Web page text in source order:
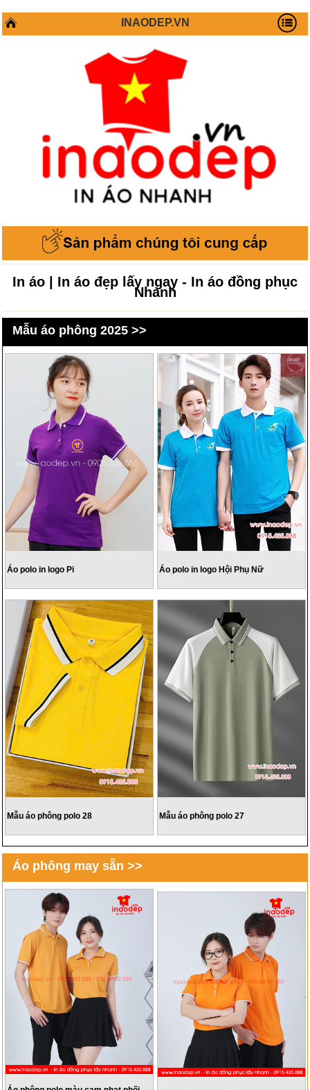
INAODEP.VN
In áo | In áo đẹp lấy ngay - In áo đồng phục
Nhanh
Mẫu áo phông 2025 >>
Áo polo in logo Pi Áo polo in logo Hội Phụ Nữ
Mẫu áo phông polo 28 Mẫu áo phông polo 27
Áo phông may sẵn >>